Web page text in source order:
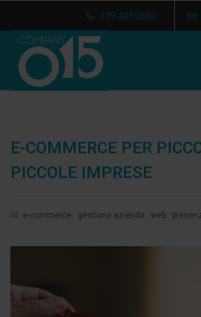
339 4050660
E-COMMERCE PER
PICCOLE IMPRESE
e-commerce gestione azienda web :